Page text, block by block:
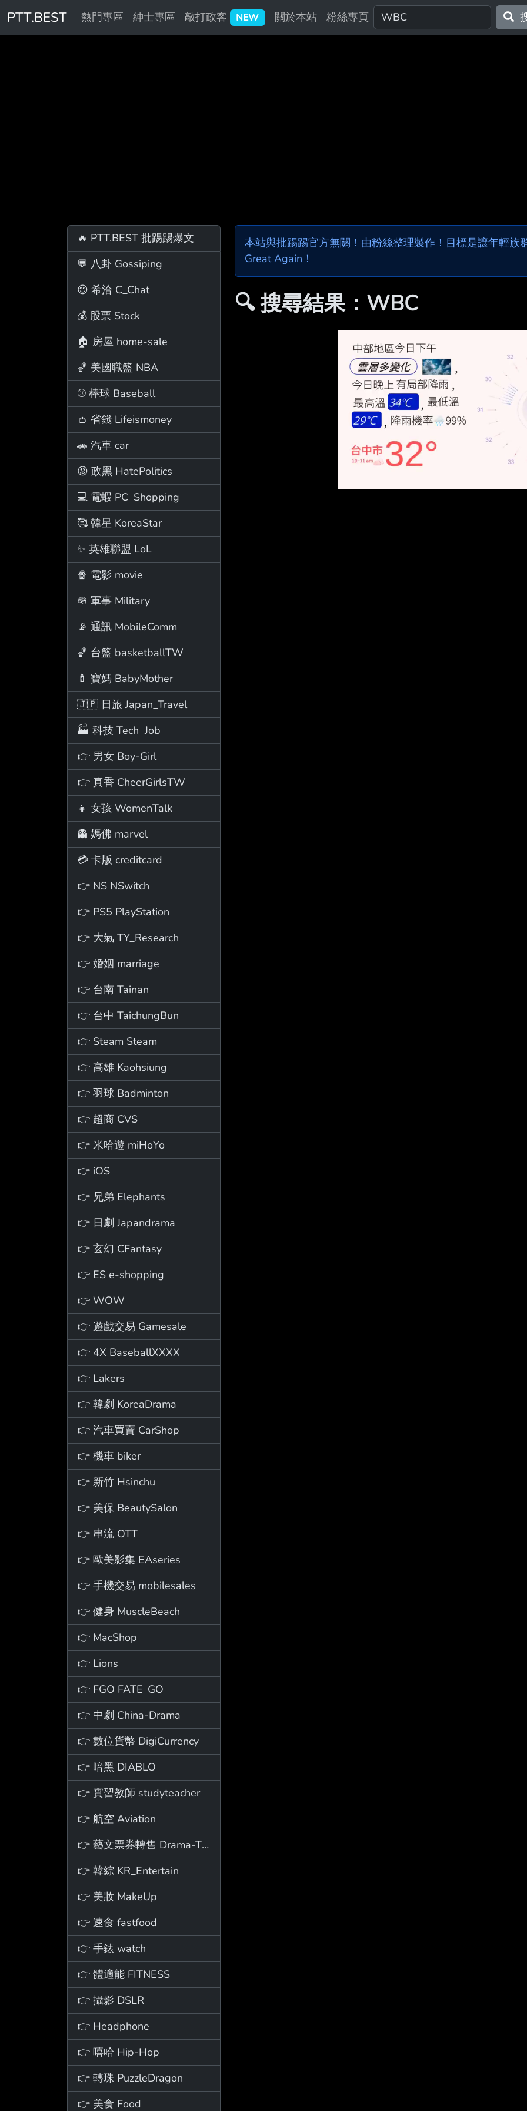
PTT.BEST 熱門專區 紳士專區 敲打政客 NEW 關於本站 粉絲專頁
🔥 PTT.BEST 批踢踢爆文
💬 八卦 Gossiping
😊 希洽 C_Chat
💰 股票 Stock
🏠 房屋 home-sale
🏀 美國職籃 NBA
⚾ 棒球 Baseball
👛 省錢 Lifeismoney
🚗 汽車 car
😡 政黑 HatePolitics
💻 電蝦 PC_Shopping
🥰 韓星 KoreaStar
✨ 英雄聯盟 LoL
🍿 電影 movie
🪖 軍事 Military
📡 通訊 MobileComm
🏀 台籃 basketballTW
🍼 寶媽 BabyMother
🇯🇵 日旅 Japan_Travel
🏭 科技 Tech_Job
👉 男女 Boy-Girl
👉 真香 CheerGirlsTW
👧 女孩 WomenTalk
👻 媽佛 marvel
💳 卡版 creditcard
👉 NS NSwitch
👉 PS5 PlayStation
👉 大氣 TY_Research
👉 婚姻 marriage
👉 台南 Tainan
👉 台中 TaichungBun
👉 Steam Steam
👉 高雄 Kaohsiung
👉 羽球 Badminton
👉 超商 CVS
👉 米哈遊 miHoYo
👉 iOS
👉 兄弟 Elephants
👉 日劇 Japandrama
👉 玄幻 CFantasy
👉 ES e-shopping
👉 WOW
👉 遊戲交易 Gamesale
👉 4X BaseballXXXX
👉 Lakers
👉 韓劇 KoreaDrama
👉 汽車買賣 CarShop
👉 機車 biker
👉 新竹 Hsinchu
👉 美保 BeautySalon
👉 串流 OTT
👉 歐美影集 EAseries
👉 手機交易 mobilesales
👉 健身 MuscleBeach
👉 MacShop
👉 Lions
👉 FGO FATE_GO
👉 中劇 China-Drama
👉 數位貨幣 DigiCurrency
👉 暗黑 DIABLO
👉 實習教師 studyteacher
👉 航空 Aviation
👉 藝文票券轉售 Drama-Ticket
👉 韓綜 KR_Entertain
👉 美妝 MakeUp
👉 速食 fastfood
👉 手錶 watch
👉 體適能 FITNESS
👉 攝影 DSLR
👉 Headphone
👉 嘻哈 Hip-Hop
👉 轉珠 PuzzleDragon
👉 美食 Food
本站與批踢踢官方無關！由粉絲整理製作！目標是讓年輕族
Great Again！
🔍 搜尋結果：WBC